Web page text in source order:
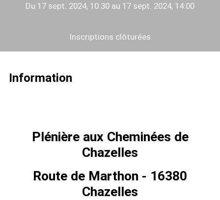
Du 17 sept. 2024, 10:30 au 17 sept. 2024, 14:00
Inscriptions clôturées
Information
Plénière aux Cheminées de
Chazelles
Route de Marthon - 16380
Chazelles